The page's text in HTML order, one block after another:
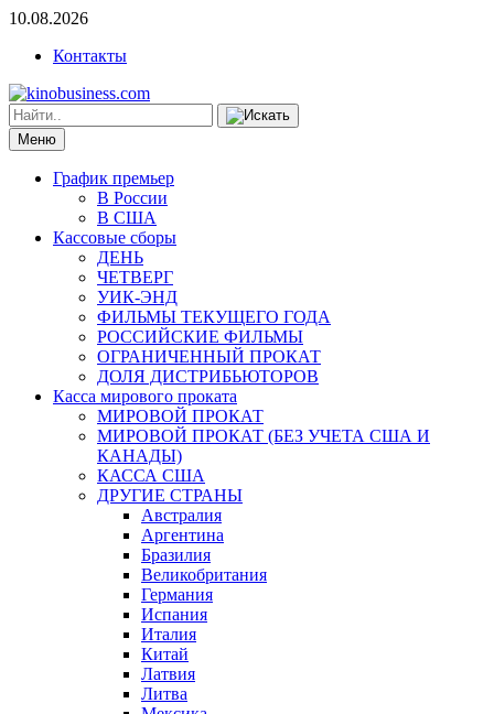
10.08.2026
Контакты
Меню
График премьер
В России
В США
Кассовые сборы
ДЕНЬ
ЧЕТВЕРГ
УИК-ЭНД
ФИЛЬМЫ ТЕКУЩЕГО ГОДА
РОССИЙСКИЕ ФИЛЬМЫ
ОГРАНИЧЕННЫЙ ПРОКАТ
ДОЛЯ ДИСТРИБЬЮТОРОВ
Касса мирового проката
МИРОВОЙ ПРОКАТ
МИРОВОЙ ПРОКАТ (БЕЗ УЧЕТА США И
КАНАДЫ)
КАССА США
ДРУГИЕ СТРАНЫ
Австралия
Аргентина
Бразилия
Великобритания
Германия
Испания
Италия
Китай
Латвия
Литва